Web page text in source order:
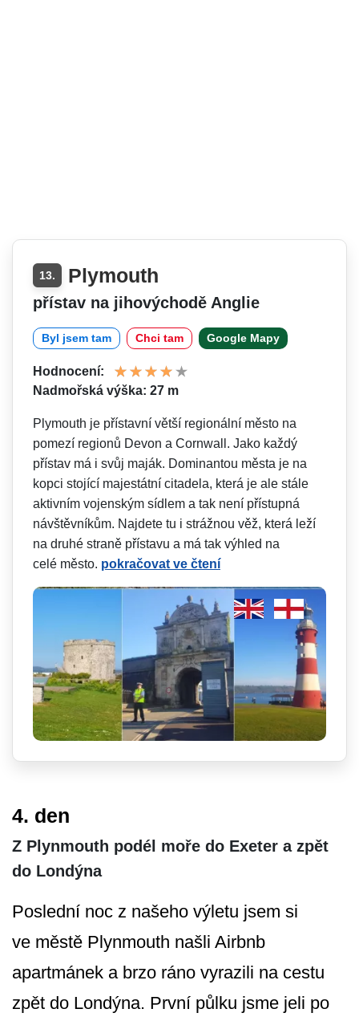
13. Plymouth
přístav na jihovýchodě Anglie
Byl jsem tam Chci tam Google Mapy
Hodnocení:
Nadmořská výška: 27 m
Plymouth je přístavní větší regionální město na
pomezí regionů Devon a Cornwall. Jako každý
přístav má i svůj maják. Dominantou města je na
kopci stojící majestátní citadela, která je ale stále
aktivním vojenským sídlem a tak není přístupná
návštěvníkům. Najdete tu i strážnou věž, která leží
na druhé straně přístavu a má tak výhled na
celé město. pokračovat ve čtení
4. den
Z Plynmouth podél moře do Exeter a zpět
do Londýna
Poslední noc z našeho výletu jsem si
ve městě Plynmouth našli Airbnb
apartmánek a brzo ráno vyrazili na cestu
zpět do Londýna. První půlku jsme jeli po